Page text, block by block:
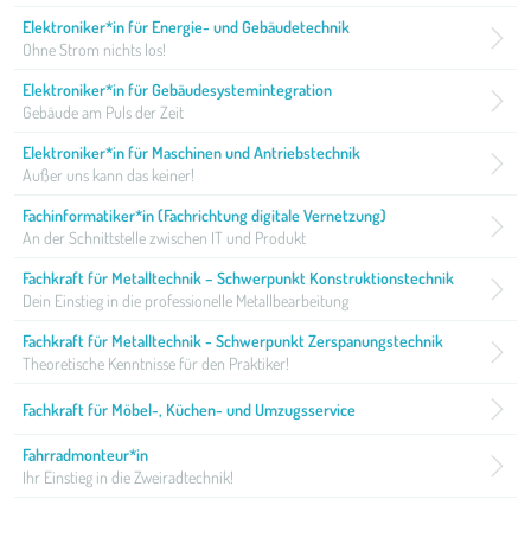
Elektroniker*in für Energie- und Gebäudetechnik
Ohne Strom nichts los!
Elektroniker*in für Gebäudesystemintegration
Gebäude am Puls der Zeit
Elektroniker*in für Maschinen und Antriebstechnik
Außer uns kann das keiner!
Fachinformatiker*in (Fachrichtung digitale Vernetzung)
An der Schnittstelle zwischen IT und Produkt
Fachkraft für Metalltechnik – Schwerpunkt Konstruktionstechnik
Dein Einstieg in die professionelle Metallbearbeitung
Fachkraft für Metalltechnik - Schwerpunkt Zerspanungstechnik
Theoretische Kenntnisse für den Praktiker!
Fachkraft für Möbel-, Küchen- und Umzugsservice
Fahrradmonteur*in
Ihr Einstieg in die Zweiradtechnik!